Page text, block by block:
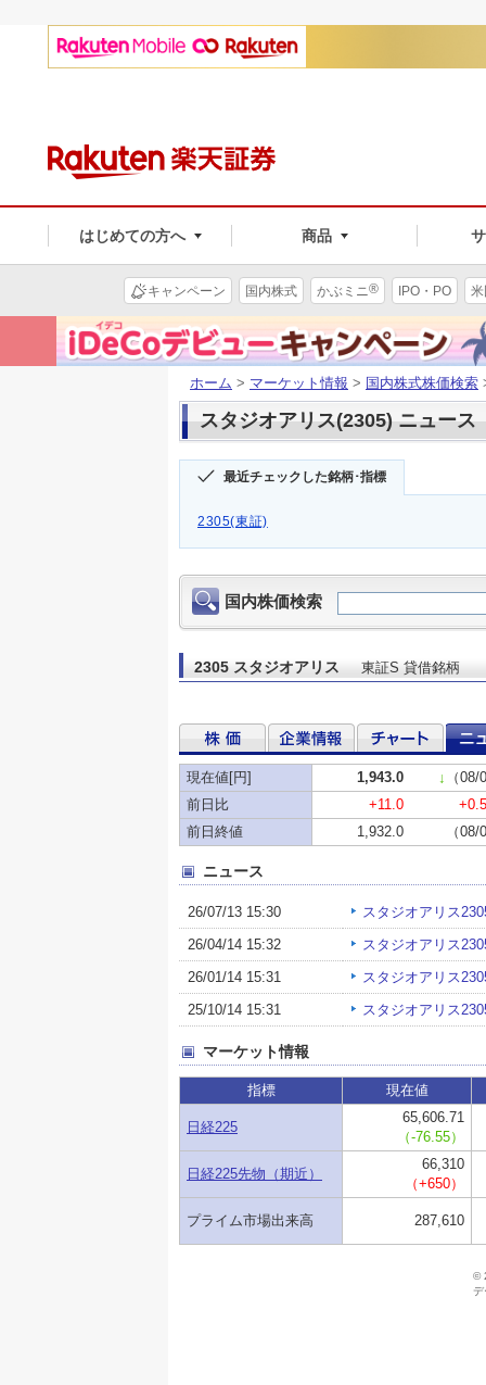
はじめての方へ 商品
キャンペーン 国内株式 かぶミニ® IPO・PO
ホーム > マーケット情報 > 国内株式株価検索
スタジオアリス(2305) ニュース
最近チェックした銘柄･指標
2305(東証)